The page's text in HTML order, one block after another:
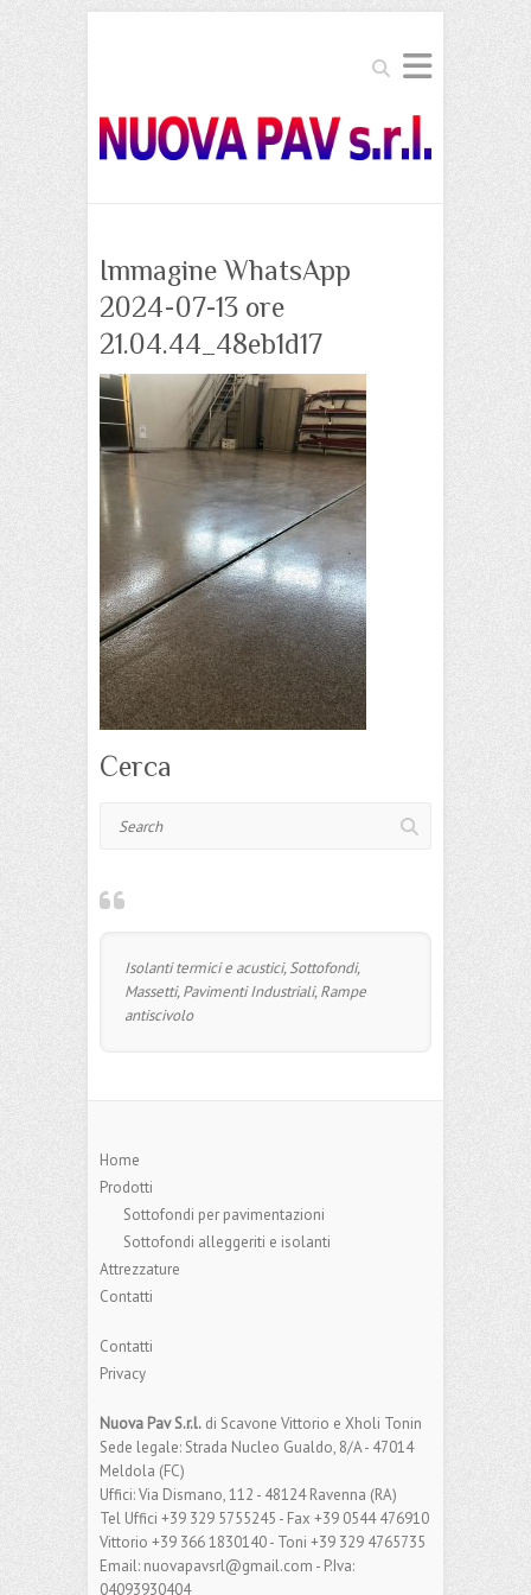
Search
Immagine WhatsApp
2024-07-13 ore
21.04.44_48eb1d17
Cerca
Isolanti termici e acustici, Sottofondi,
Massetti, Pavimenti Industriali, Rampe
antiscivolo
Home
Prodotti
Sottofondi per pavimentazioni
Sottofondi alleggeriti e isolanti
Attrezzature
Contatti
Contatti
Privacy
Nuova Pav S.r.l. di Scavone Vittorio e Xholi Tonin
Sede legale: Strada Nucleo Gualdo, 8/A - 47014
Meldola (FC)
Uffici: Via Dismano, 112 - 48124 Ravenna (RA)
Tel Uffici +39 329 5755245 - Fax +39 0544 476910
Vittorio +39 366 1830140 - Toni +39 329 4765735
Email: nuovapavsrl@gmail.com - P.Iva:
04093930404